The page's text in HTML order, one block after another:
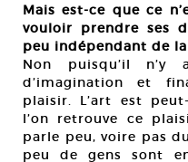
Mais est-ce que ce
vouloir prendre ses
peu indépendant de
Non puisqu’il n’y
d’imagination et
plaisir. L’art est
l’on retrouve ce
parle peu, voire pas
peu de gens sont